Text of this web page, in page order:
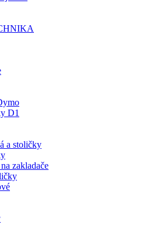
D1
a stoličky
zakladače